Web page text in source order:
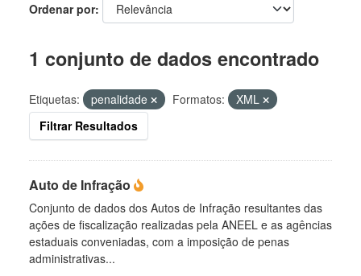
Ordenar por
1 conjunto de dados encontrado
Etiquetas: penalidade Formatos:
XML
Filtrar Resultados
Auto de Infração
Conjunto de dados dos Autos de Infração resultantes das
ações de fiscalização realizadas pela ANEEL e as agências
estaduais conveniadas, com a imposição de penas
administrativas...